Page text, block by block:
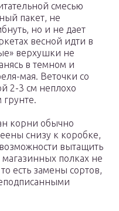
смесью
пакет, не
но и не дает
весной идти в
верхушки не
в темном и
мая. Веточки со
2-3 см неплохо
корни обычно
снизу к коробке,
вытащить
магазинных полках не
есть замены сортов,